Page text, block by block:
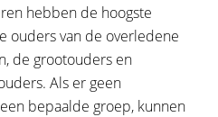
hebben de hoogste
ouders van de overledene
de grootouders en
Als er geen
bepaalde groep, kunnen